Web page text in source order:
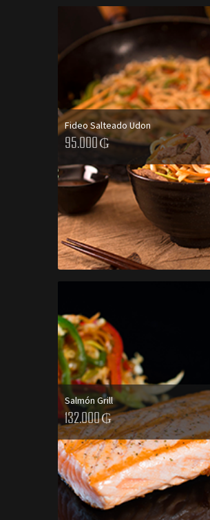
Fideo Salteado Udon
95.000₲
AGREGAR AL CARRITO
Salmón Grill
132.000₲
AGREGAR AL CARRITO